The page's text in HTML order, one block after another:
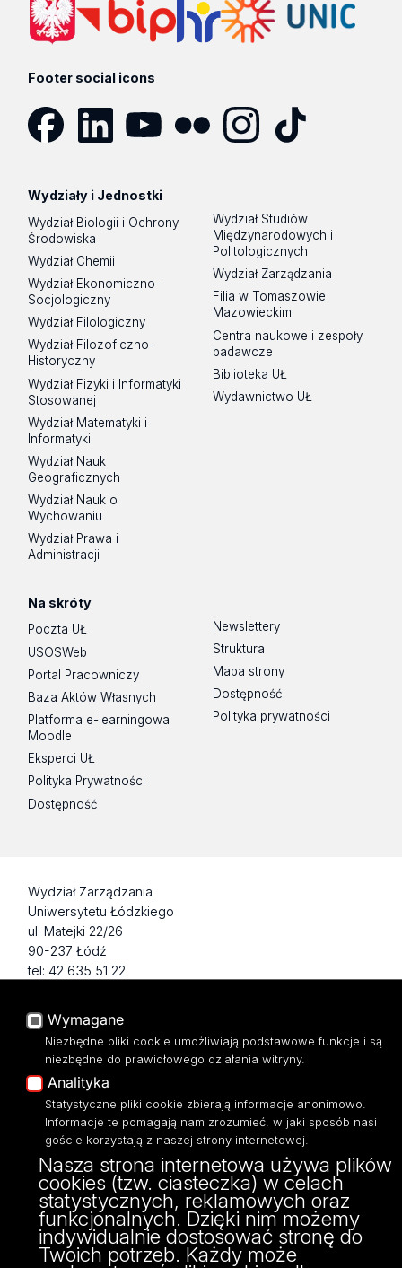
Footer social icons
Wydziały i Jednostki
Wydział Biologii i Ochrony
Środowiska
Wydział Chemii
Wydział Ekonomiczno-
Socjologiczny
Wydział Filologiczny
Wydział Filozoficzno-
Historyczny
Wydział Fizyki i Informatyki
Stosowanej
Wydział Matematyki i
Informatyki
Wydział Nauk
Geograficznych
Wydział Nauk o
Wychowaniu
Wydział Prawa i
Administracji
Wydział Studiów
Międzynarodowych i
Politologicznych
Wydział Zarządzania
Filia w Tomaszowie
Mazowieckim
Centra naukowe i zespoły
badawcze
Biblioteka UŁ
Wydawnictwo UŁ
Na skróty
Poczta UŁ
USOSWeb
Portal Pracowniczy
Baza Aktów Własnych
Platforma e-learningowa
Moodle
Eksperci UŁ
Polityka Prywatności
Dostępność
Newslettery
Struktura
Mapa strony
Dostępność
Polityka prywatności
Wydział Zarządzania
Uniwersytetu Łódzkiego
ul. Matejki 22/26
90-237 Łódź
tel: 42 635 51 22
Projekt Multiportalu UŁ współfinansowany z funduszy Unii Europejskiej w
ramach konkursu NCBR
Wymagane
Niezbędne pliki cookie umożliwiają podstawowe funkcje i są
niezbędne do prawidłowego działania witryny.
Analityka
Statystyczne pliki cookie zbierają informacje anonimowo.
Informacje te pomagają nam zrozumieć, w jaki sposób nasi
goście korzystają z naszej strony internetowej.
Nasza strona internetowa używa plików
cookies (tzw. ciasteczka) w celach
statystycznych, reklamowych oraz
funkcjonalnych. Dzięki nim możemy
indywidualnie dostosować stronę do
Twoich potrzeb. Każdy może